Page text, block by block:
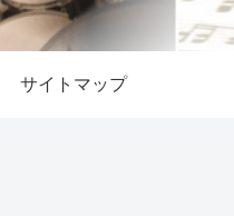
サイトマップ